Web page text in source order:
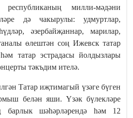
милли-мәдәни
дә чакырулы: удмуртлар,
әзербайҗаннар, марилар,
өлештән соң Ижевск татар
татар эстрадасы йолдызлары
тәкъдим ителә.
Татар иҗтимагый үзәге бүген
белән яши. Үзәк бүлекләре
барлык шәһәрләрендә һәм 12